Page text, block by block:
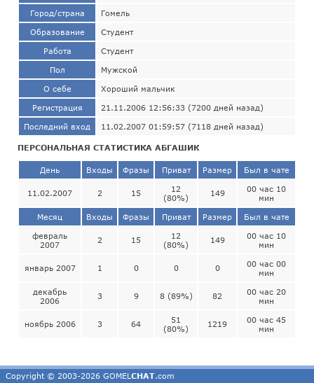
Город/страна Гомель
Образование Студент
Работа Студент
Пол Мужской
О себе Хороший мальчик
Регистрация 21.11.2006 12:56:33 (7200 дней назад)
Последний вход 11.02.2007 01:59:57 (7118 дней назад)
ПЕРСОНАЛЬНАЯ СТАТИСТИКА АБГАШИК
День Входы Фразы Приват Размер Был в чате
11.02.2007 2 15
12
(80%)
149
00 час 10
мин
Месяц Входы Фразы Приват Размер Был в чате
февраль
2007
2 15
12
(80%)
149
00 час 10
мин
январь 2007 1 0 0 0
00 час 00
мин
декабрь
2006
3 9 8 (89%) 82
00 час 20
мин
ноябрь 2006 3 64
51
(80%)
1219
00 час 45
мин
Copyright © 2003-2026 GOMEL CHAT.com